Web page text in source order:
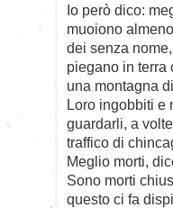
Io però dico:
muoiono
dei senza
piegano in terra
una montagna
Loro ingobbiti e
guardarli, a
traffico di
Meglio morti,
Sono morti
questo ci fa